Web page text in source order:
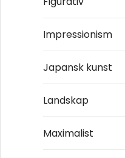
Impressionism
Japansk kunst
Landskap
Maximalist